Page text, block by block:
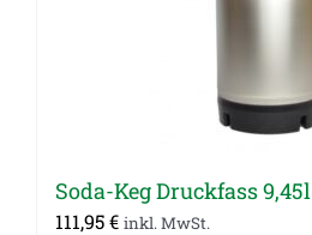
Soda-Keg Druckfass 9,45l
111,95€ inkl. MwSt.